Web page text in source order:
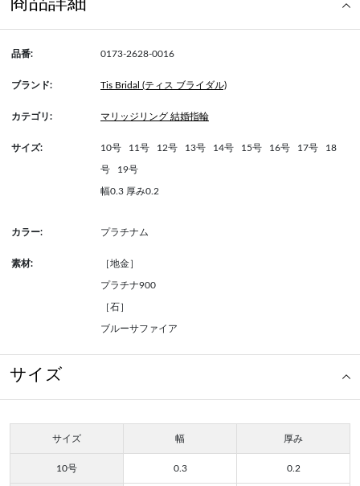
品番: 0173-2628-0016
ブランド: Tis Bridal (ティス ブライダル)
カテゴリ: マリッジリング 結婚指輪
サイズ: 10号 11号 12号 13号 14号 15号 16号 17号 18
号 19号
幅0.3 厚み0.2
カラー: プラチナム
素材: ［地金］
プラチナ900
［石］
ブルーサファイア
サイズ
サイズ 幅 厚み
10号 0.3 0.2